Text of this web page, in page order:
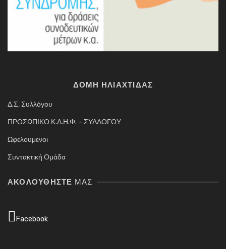
ΔΟΜΗ ΗΛΙΑΧΤΙΔΑΣ
Δ.Σ. Συλλόγου
ΠΡΟΣΩΠΙΚΟ Κ.Δ.Η.Φ. – ΣΥΛΛΟΓΟΥ
Ωφελουμενοι
Συντακτική Ομάδα
ΑΚΟΛΟΥΘΉΣΤΕ ΜΑΣ
Facebook